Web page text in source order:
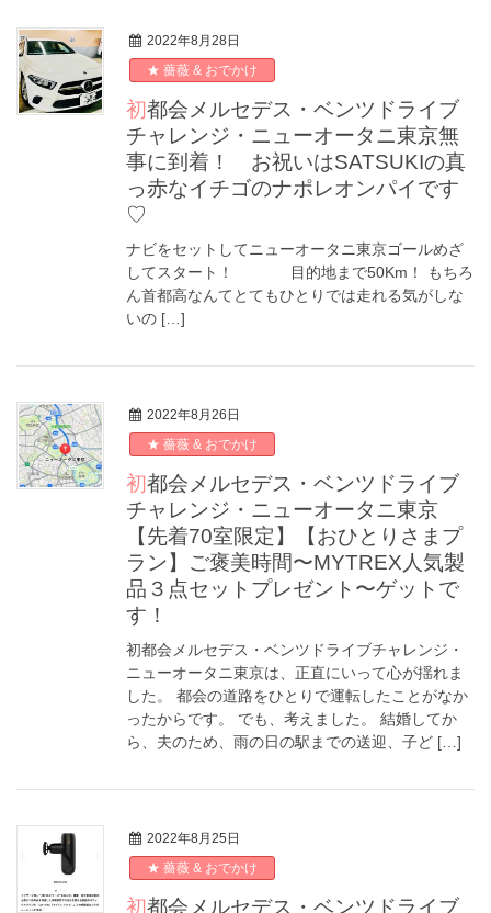
2022年8月28日
★ 薔薇 & おでかけ
初都会メルセデス・ベンツドライブ
チャレンジ・ニューオータニ東京無
事に到着！ お祝いはSATSUKIの真
っ赤なイチゴのナポレオンパイです
♡
ナビをセットしてニューオータニ東京ゴールめざ
してスタート！ 目的地まで50Km！ もちろ
ん首都高なんてとてもひとりでは走れる気がしな
いの […]
2022年8月26日
★ 薔薇 & おでかけ
初都会メルセデス・ベンツドライブ
チャレンジ・ニューオータニ東京
【先着70室限定】【おひとりさまプ
ラン】ご褒美時間〜MYTREX人気製
品３点セットプレゼント〜ゲットで
す！
初都会メルセデス・ベンツドライブチャレンジ・
ニューオータニ東京は、正直にいって心が揺れま
した。 都会の道路をひとりで運転したことがなか
ったからです。 でも、考えました。 結婚してか
ら、夫のため、雨の日の駅までの送迎、子ど […]
2022年8月25日
★ 薔薇 & おでかけ
初都会メルセデス・ベンツドライブ